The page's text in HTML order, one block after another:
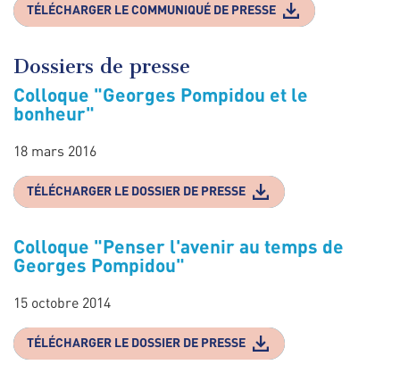
TÉLÉCHARGER LE COMMUNIQUÉ DE PRESSE
Dossiers de presse
Colloque "Georges Pompidou et le
bonheur"
18 mars 2016
TÉLÉCHARGER LE DOSSIER DE PRESSE
Colloque "Penser l'avenir au temps de
Georges Pompidou"
15 octobre 2014
TÉLÉCHARGER LE DOSSIER DE PRESSE